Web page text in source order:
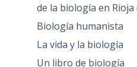
de la biología en Rioja
Biología humanista
La vida y la biología
Un libro de biología